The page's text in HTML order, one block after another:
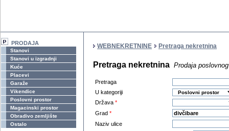
PRODAJA
Stanovi
Stanovi u izgradnji
Kuće
Placevi
Garaže
Vikendice
Poslovni prostor
Magacinski prostor
Obradivo zemljište
Ostalo
WEBNEKRETNINE Pretraga nekretnina
Pretraga nekretnina Prodaja
Pretraga
U kategoriji
Država *
Grad *
Naziv ulice